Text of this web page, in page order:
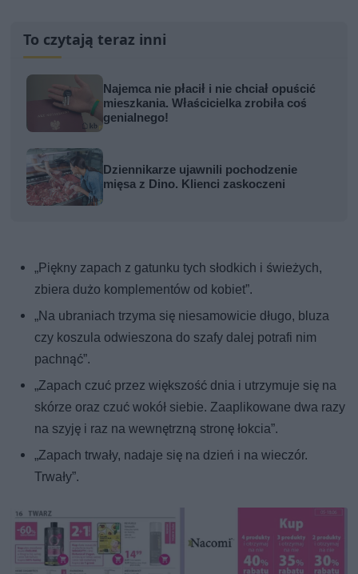
To czytają teraz inni
Najemca nie płacił i nie chciał opuścić
mieszkania. Właścicielka zrobiła coś
genialnego!
Dziennikarze ujawnili pochodzenie
mięsa z Dino. Klienci zaskoczeni
„Piękny zapach z gatunku tych słodkich i świeżych,
zbiera dużo komplementów od kobiet”.
„Na ubraniach trzyma się niesamowicie długo, bluza
czy koszula odwieszona do szafy dalej potrafi nim
pachnąć”.
„Zapach czuć przez większość dnia i utrzymuje się na
skórze oraz czuć wokół siebie. Zaaplikowane dwa razy
na szyję i raz na wewnętrzną stronę łokcia”.
„Zapach trwały, nadaje się na dzień i na wieczór.
Trwały”.